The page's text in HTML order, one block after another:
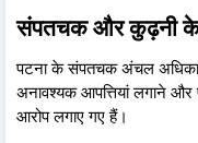
संपतचक और कुढ़नी के
पटना के संपतचक अंचल
अनावश्यक आपत्तियां लगाने और
आरोप लगाए गए हैं।